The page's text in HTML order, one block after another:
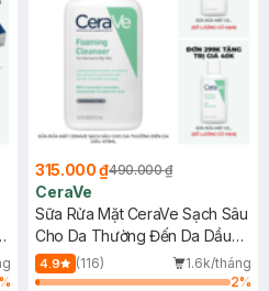
%
315.000 ₫490.000 ₫
CeraVe
Sữa Rửa Mặt CeraVe Sạch Sâu
Cho Da Thường Đến Da Dầu
473ml
4.9 (116)
1.6k/tháng
2%